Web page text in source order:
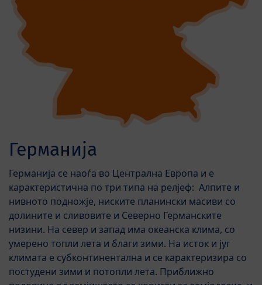
Германија
Германија се наоѓа во Централна Европа и е
карактеристична по три типа на релјеф: Алпите и
нивното подножје, ниските планински масиви со
долините и сливовите и Северно Германските
низини. На север и запад има океанска клима, со
умерено топли лета и благи зими. На исток и југ
климата е субконтинентална и се карактеризира со
постудени зими и потопли лета. Приближно